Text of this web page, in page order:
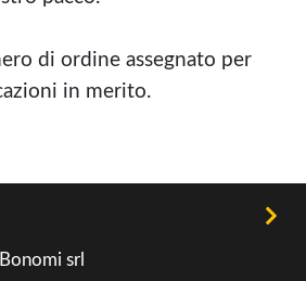
di ordine assegnato per
in merito.
srl